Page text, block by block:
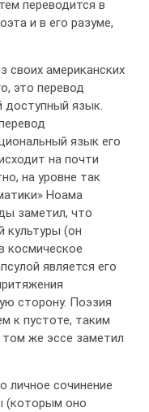
переводится в
и в его разуме,
своих американских
это перевод
доступный язык.
язык его
на почти
на уровне так
Ноама
заметил, что
культуры (он
космическое
является его
сторону. Поэзия
к пустоте, таким
же эссе заметил
личное сочинение
(которым оно